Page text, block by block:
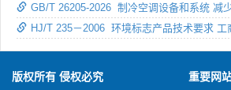
GB/T 26205-2026 制冷空调设备和系统 减
HJ/T 235－2006 环境标志产品技术要求 工
版权所有 侵权必究 重要网